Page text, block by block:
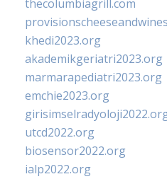
thecolumbiagrill.com
khedi2023.org
akademikgeriatri2023.org
marmarapediatri2023.org
emchie2023.org
utcd2022.org
biosensor2022.org
ialp2022.org